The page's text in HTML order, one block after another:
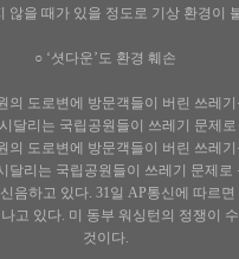
않을 때가 있을 정도로 기상 환경이
○ ‘셧다운’도 환경 훼손
도로변에 방문객들이 버린 쓰레
달리는 국립공원들이 쓰레기 문제
도로변에 방문객들이 버린 쓰레
달리는 국립공원들이 쓰레기 문제
음하고 있다. 31일 AP통신에 따르
고 있다. 미 동부 워싱턴의 정쟁이
것이다.